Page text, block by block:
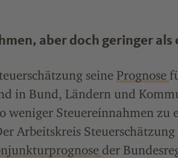
aber doch geringer
seine Prognose
in Bund, Ländern und
weniger Steuereinnahmen zu
Arbeitskreis
der